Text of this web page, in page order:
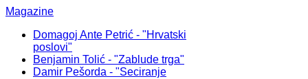
Magazine
Domagoj Ante Petrić - "Hrvatski
poslovi"
Benjamin Tolić - "Zablude trga"
Damir Pešorda - "Seciranje